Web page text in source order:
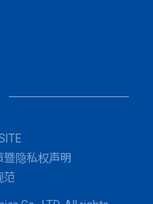
隐私权声明
范